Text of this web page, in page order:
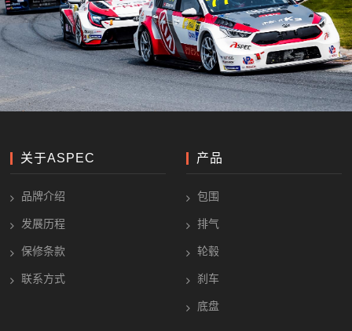
关于ASPEC
品牌介绍
发展历程
保修条款
联系方式
产品
包围
排气
轮毂
刹车
底盘